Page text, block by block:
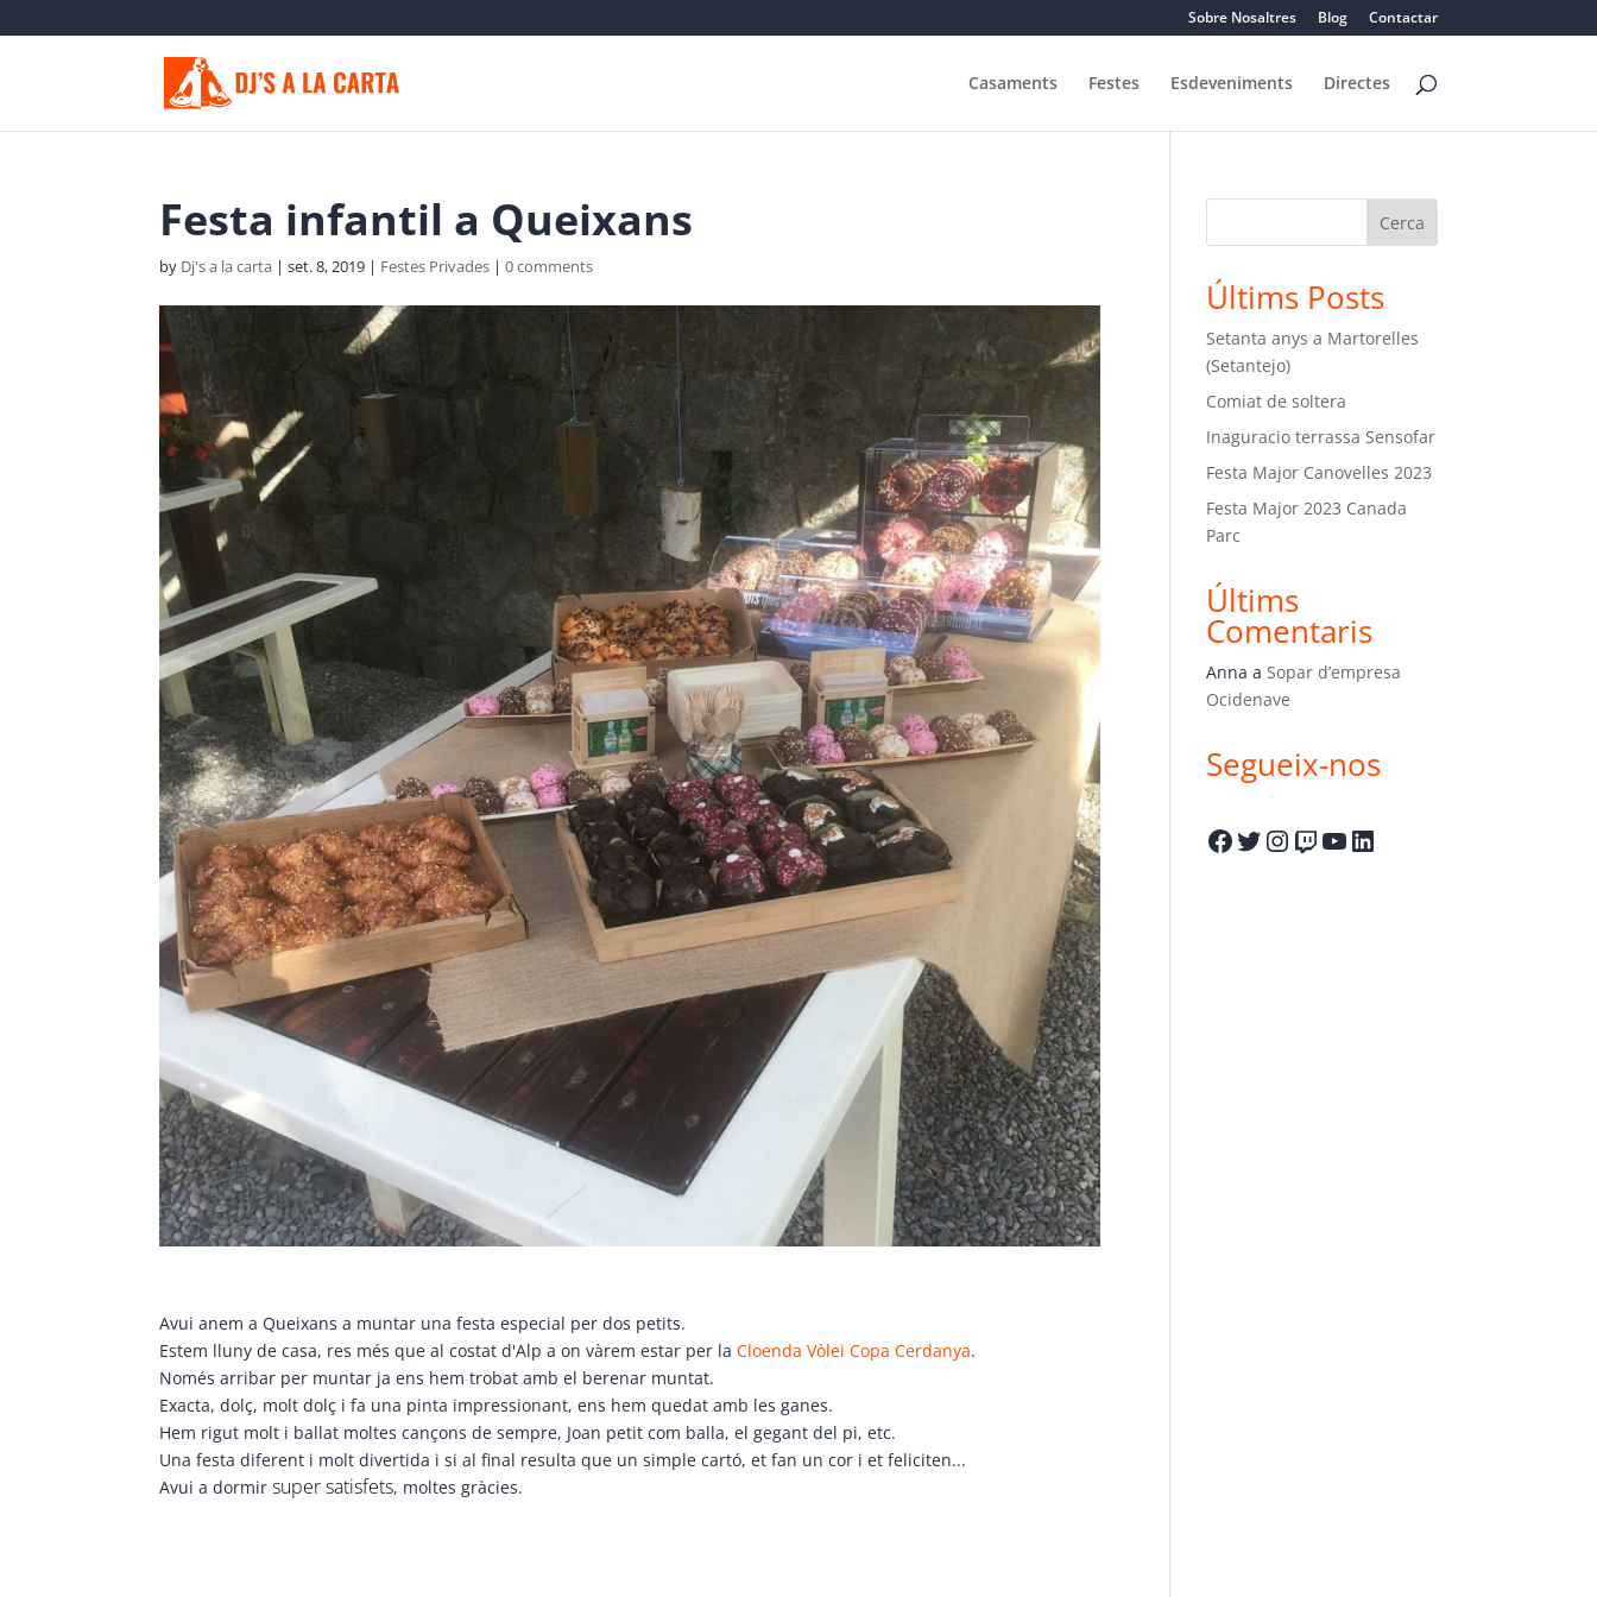
Sobre Nosaltres Blog Contactar
Casaments Festes Esdeveniments Directes
Festa infantil a Queixans
by Dj's a la carta |set. 8, 2019 | Festes Privades |0 comments
Avui anem a Queixans a muntar una festa especial per dos petits.
Estem lluny de casa, res més que al costat d'Alp a on vàrem estar per laCloenda Vòlei Copa Cerdanya.
Només arribar per muntar ja ens hem trobat amb el berenar muntat.
Exacta, dolç, molt dolç i fa una pinta impressionant, ens hem quedat amb les ganes.
Hem rigut molt i ballat moltes cançons de sempre, Joan petit com balla, el gegant del pi, etc.
Una festa diferent i molt divertida i si al final resulta que un simple cartó, et fan un cor i et feliciten...
Avui a dormirsuper satisfets, moltes gràcies.
Cerca
Últims Posts
Setanta anys a Martorelles
(Setantejo)
Comiat de soltera
Inaguracio terrassa Sensofar
Festa Major Canovelles 2023
Festa Major 2023 Canada
Parc
Últims
Comentaris
Anna aSopar d’empresa
Ocidenave
Segueix-nos
Facebook
Twitter
Instagram
Twitch
YouTube
LinkedIn